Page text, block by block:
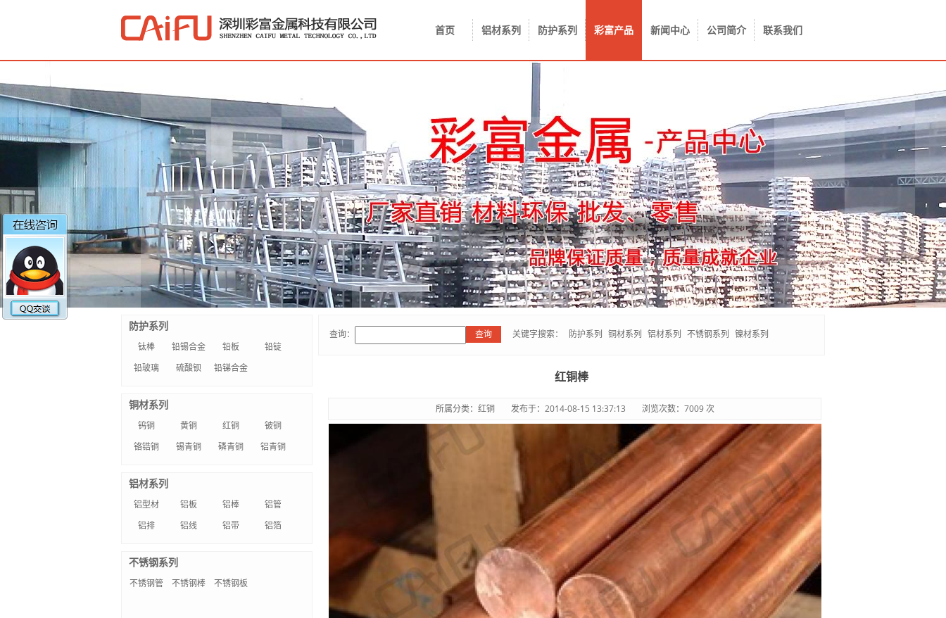
首页 铝材系列 防护系列 彩富产品 新闻中心 公司简介 联系我们
防护系列
钛棒 铅锡合金 铅板
铅锭
铅玻璃
硫酸钡 铅锑合金
铜材系列
钨铜 黄铜 红铜
铍铜
铬锆铜
锡青铜 磷青铜 铝青铜
铝材系列
铝型材 铝板 铝棒
铝管
铝排
铝线 铝带 铝箔
不锈钢系列
不锈钢管 不锈钢棒 不锈钢板
查询： 关键字搜索： 防护系列 铜材系列 铝材系列 不锈钢系列 镍材系列
红铜棒
所属分类：红铜 发布于：2014-08-15 13:37:13 浏览次数：7009 次